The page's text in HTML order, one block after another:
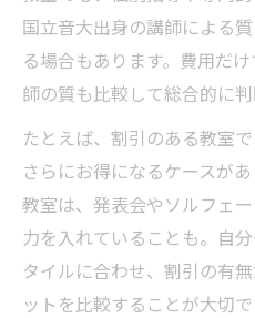
国立音大出身の講師による
る場合もあります。費用だ
師の質も比較して総合的に判
たとえば、割引のある教室
さらにお得になるケースが
教室は、発表会やソルフェ
力を入れていることも。自
タイルに合わせ、割引の有
ットを比較することが大切で